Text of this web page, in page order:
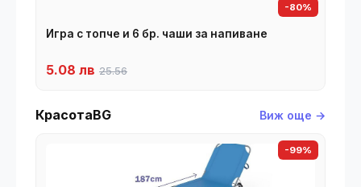
-80%
Игра с топче и 6 бр. чаши за напиване
5.08 лв 25.56
КрасотаBG Виж още →
-99%